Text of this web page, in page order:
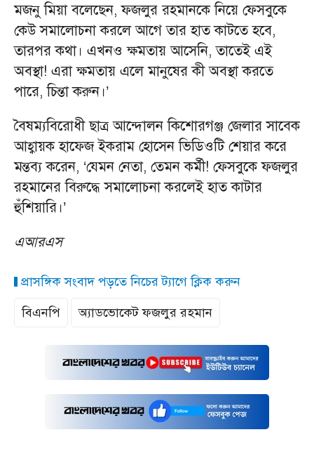
মজনু মিয়া বলেছেন, ফজলুর রহমানকে নিয়ে ফেসবুকে
কেউ সমালোচনা করলে আগে তার হাত কাটতে হবে,
তারপর কথা। এখনও ক্ষমতায় আসেনি, তাতেই এই
অবস্থা! এরা ক্ষমতায় এলে মানুষের কী অবস্থা করতে
পারে, চিন্তা করুন।’
বৈষম্যবিরোধী ছাত্র আন্দোলন কিশোরগঞ্জ জেলার সাবেক
আহ্বায়ক হাফেজ ইকরাম হোসেন ভিডিওটি শেয়ার করে
মন্তব্য করেন, ‘যেমন নেতা, তেমন কর্মী! ফেসবুকে ফজলুর
রহমানের বিরুদ্ধে সমালোচনা করলেই হাত কাটার
হুঁশিয়ারি।’
এআরএস
প্রাসঙ্গিক সংবাদ পড়তে নিচের ট্যাগে ক্লিক করুন
বিএনপি
অ্যাডভোকেট ফজলুর রহমান